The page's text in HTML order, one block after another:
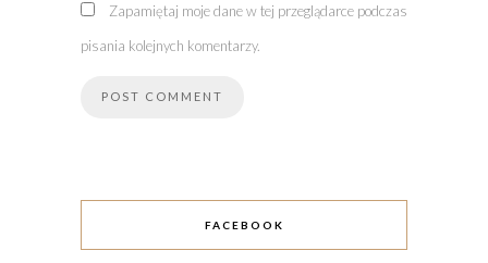
Zapamiętaj moje dane w tej przeglądarce podczas
pisania kolejnych komentarzy.
FACEBOOK